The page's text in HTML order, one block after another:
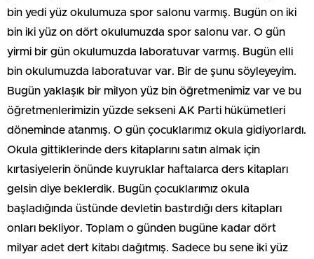
bin yedi yüz okulumuza spor salonu varmış. Bugün on iki
bin iki yüz on dört okulumuzda spor salonu var. O gün
yirmi bir gün okulumuzda laboratuvar varmış. Bugün elli
bin okulumuzda laboratuvar var. Bir de şunu söyleyeyim.
Bugün yaklaşık bir milyon yüz bin öğretmenimiz var ve bu
öğretmenlerimizin yüzde sekseni AK Parti hükümetleri
döneminde atanmış. O gün çocuklarımız okula gidiyorlardı.
Okula gittiklerinde ders kitaplarını satın almak için
kırtasiyelerin önünde kuyruklar haftalarca ders kitapları
gelsin diye beklerdik. Bugün çocuklarımız okula
başladığında üstünde devletin bastırdığı ders kitapları
onları bekliyor. Toplam o günden bugüne kadar dört
milyar adet dert kitabı dağıtmış. Sadece bu sene iki yüz